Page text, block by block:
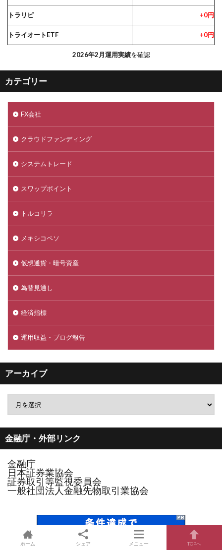
トラリピ +0円
トライオートETF +0円
2026年2月運用実績を確認
カテゴリー
FX会社
クラウドファンディング
システムトレード
スワップポイント
トルコリラ
メキシコペソ
仮想通貨・暗号資産
為替見通し
経済指標
運用収益・ブログ報告
アーカイブ
金融庁・外部リンク
金融庁
日本証券業協会
証券取引等監視委員会
一般社団法人金融先物取引業協会
ホーム シェア メニュー TOPへ